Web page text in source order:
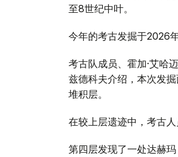
至8世纪中叶。
今年的考古发掘于2026
考古队成员、霍加·艾哈
兹德科夫介绍，本次发
堆积层。
在较上层遗迹中，考古
第四层发现了一处达赫